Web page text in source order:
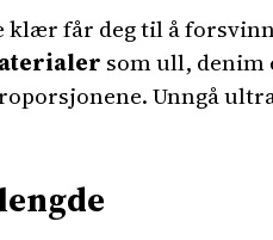
klær får deg til å
som ull,
Unngå